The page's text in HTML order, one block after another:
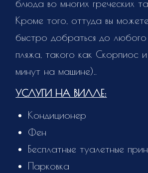
блюда во многих греческих
Кроме того, оттуда вы
быстро добраться до любого
пляжа, такого как Скорпиос
минут на машине)..
УСЛУГИ НА ВИЛЛЕ:
Кондиционер
Фен
Бесплатные туалетные
Парковка